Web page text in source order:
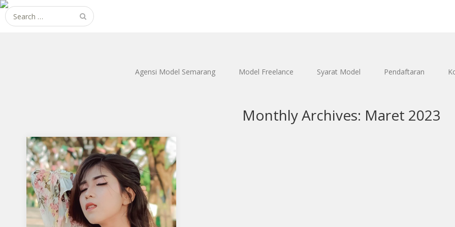
Search
for:
Agensi Model Semarang Model Freelance Syarat Model Pendaftaran
Monthly Archives: Maret 2023
Meli Istikomah
Aku mendukung Meli Istikomah
Sebagai Model Favorit2 Tempat/tgl
lahir :serang,2 mei 1994 Tinggi badan